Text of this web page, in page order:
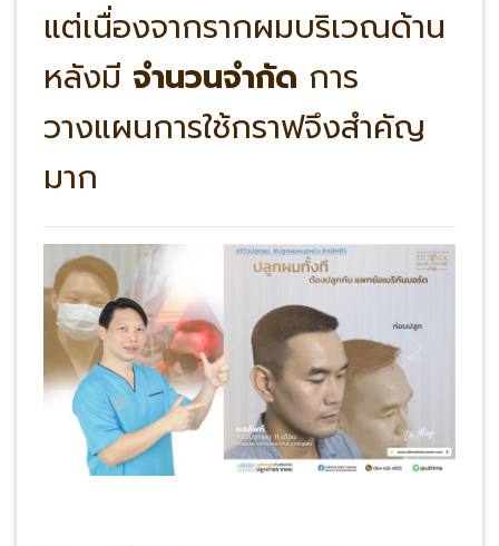
แต่เนื่องจากรากผมบริเวณด้าน
หลังมี จำนวนจำกัด การ
วางแผนการใช้กราฟจึงสำคัญ
มาก